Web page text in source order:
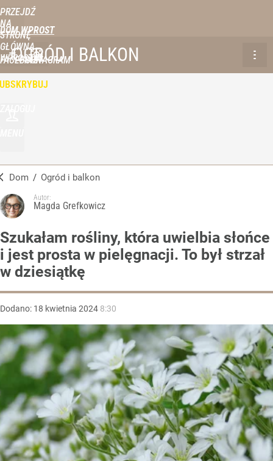
PRZEJDŹ
NA
STRONĘ
GŁÓWNĄ
WPROST.PL
DOM WPROST
FACEBOOKINSTAGRAM
OGRÓD I BALKON
Dom / Ogród i balkon
Autor:
Magda Grefkowicz
Szukałam rośliny, która uwielbia słońce
i jest prosta w pielęgnacji. To był strzał
w dziesiątkę
Dodano: 18 kwietnia 2024 8:30